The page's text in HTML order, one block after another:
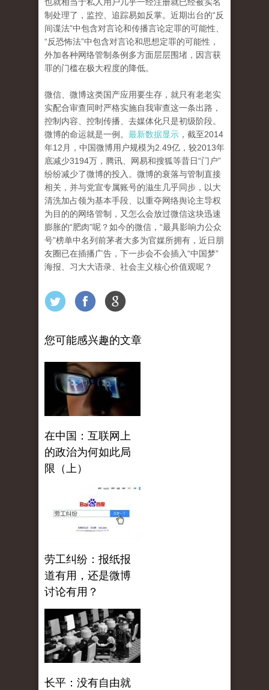
制处理了，监控、追踪易如反掌。近期出台的“反
间谍法”中包含对言论和传播言论定罪的可能性、
“反恐怖法”中包含对言论和思想定罪的可能性，
外加各种网络管制条例多方面层层围堵，因言获
罪的门槛在极大程度的降低。
微信、微博这类国产应用要生存，就只有老老实
实配合审查同时严格实施自我审查这一条出路，
控制内容、控制传播、去媒体化只是初级阶段。
微博的命运就是一例。 最新数据显示 ，截至2014
年12月，中国微博用户规模为2.49亿，较2013年
底减少3194万，腾讯、网易和搜狐等昔日“门户”
纷纷减少了微博的投入。微博的衰落与管制直接
相关，并与党宣专属账号的滋生几乎同步，以大
清洗加占领为基本手段、以重夺网络舆论主导权
为目的的网络管制，又怎么会放过微信这块迅速
膨胀的“肥肉”呢？如今的微信，“最具影响力公众
号”榜单中名列前茅者大多为官媒所拥有，近日朋
友圈已在插播广告，下一步会不会插入“中国梦”
海报、习大大语录、社会主义核心价值观呢？
您可能感兴趣的文章
在中国：互联网上
的政治为何如此局
限（上）
劳工纠纷：报纸报
道有用，还是微博
讨论有用？
长平：没有自由就